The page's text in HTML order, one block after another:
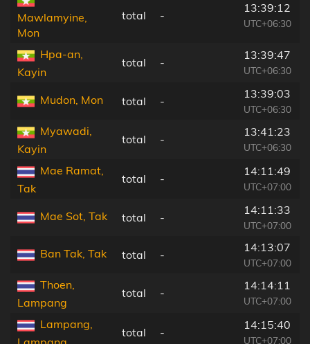
Mawlamyine,
Mon
total -
13:39:12
UTC+06:30
Hpa-an,
Kayin
total -
13:39:47
UTC+06:30
Mudon, Mon total -
13:39:03
UTC+06:30
Myawadi,
Kayin
total -
13:41:23
UTC+06:30
Mae Ramat,
Tak
total -
14:11:49
UTC+07:00
Mae Sot, Tak total -
14:11:33
UTC+07:00
Ban Tak, Tak total -
14:13:07
UTC+07:00
Thoen,
Lampang
total -
14:14:11
UTC+07:00
Lampang,
total -
14:15:40
UTC+07:00